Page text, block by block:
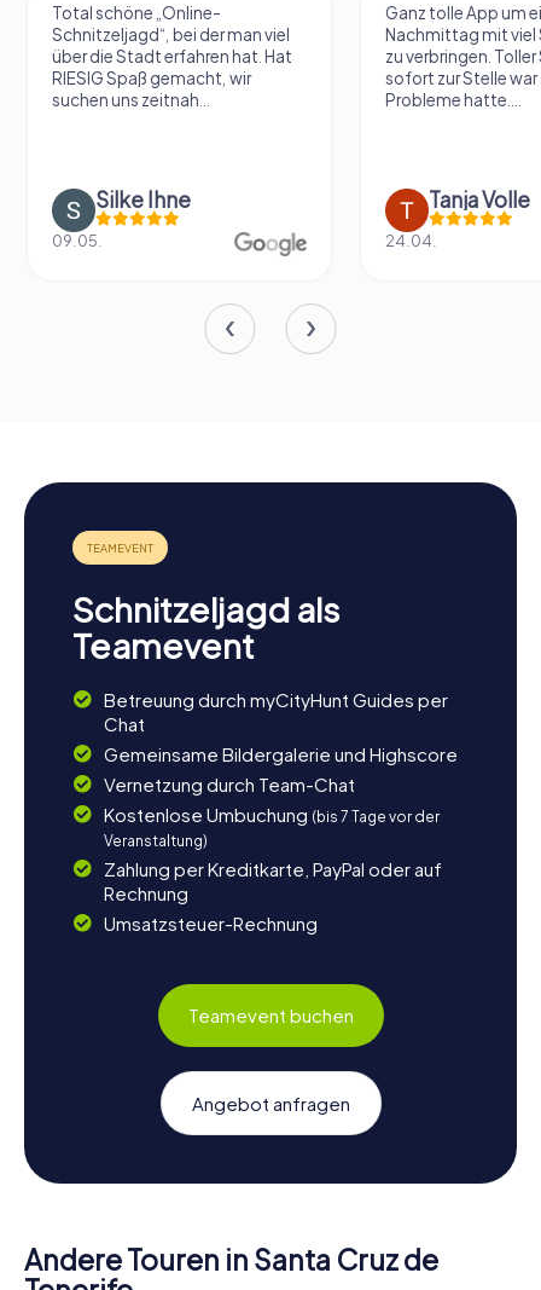
Total schöne „Online-
Schnitzeljagd“, bei der man viel
über die Stadt erfahren hat. Hat
RIESIG Spaß gemacht, wir
suchen uns zeitnah...
Silke Ihne
09.05.
Ganz tolle App um
Nachmittag mit viel
zu verbringen.
sofort zur Stelle war
Probleme hatte....
Tanja Volle
24.04.
Schnitzeljagd als
Teamevent
Betreuung durch myCityHunt Guides per
Chat
Gemeinsame Bildergalerie und Highscore
Vernetzung durch Team-Chat
Kostenlose Umbuchung (bis 7 Tage vor der
Veranstaltung)
Zahlung per Kreditkarte, PayPal oder auf
Rechnung
Umsatzsteuer-Rechnung
Teamevent buchen
Angebot anfragen
Andere Touren in Santa Cruz de